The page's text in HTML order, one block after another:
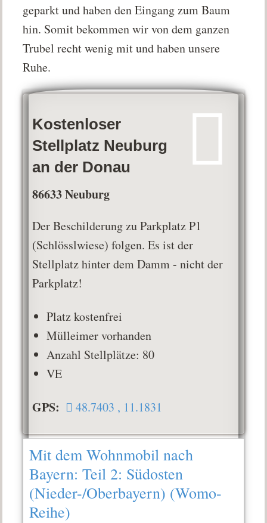
geparkt und haben den Eingang zum Baum
hin. Somit bekommen wir von dem ganzen
Trubel recht wenig mit und haben unsere
Ruhe.
Kostenloser
Stellplatz Neuburg
an der Donau
86633 Neuburg
Der Beschilderung zu Parkplatz P1
(Schlösslwiese) folgen. Es ist der
Stellplatz hinter dem Damm - nicht der
Parkplatz!
Platz kostenfrei
Mülleimer vorhanden
Anzahl Stellplätze: 80
VE
GPS: 48.7403 , 11.1831
Mit dem Wohnmobil nach
Bayern: Teil 2: Südosten
(Nieder-/Oberbayern) (Womo-
Reihe)